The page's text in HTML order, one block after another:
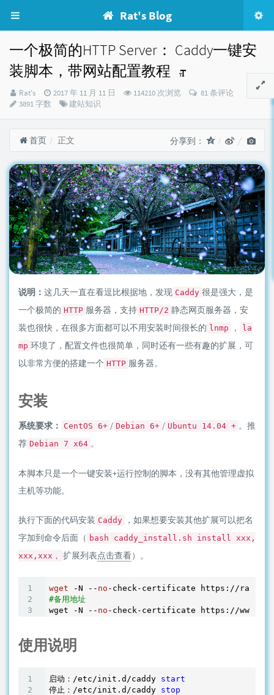
Rat's Blog
一个极简的HTTP Server： Caddy一键安
装脚本，带网站配置教程
博
主：
Rat's
发
布
2017 年 11 月 11 日 114210 次浏览
81 条评论
3891 字数
分
建站知识
首页 正文 分享到：
说明： 这几天一直在看逗比根据地，发现 Caddy 很是强大，是
一个极简的 HTTP 服务器，支持 HTTP/2 静态网页服务器，安
装也很快，在很多方面都可以不用安装时间很长的 lnmp ，
la
mp 环境了，配置文件也很简单，同时还有一些有趣的扩展，可
以非常方便的搭建一个 HTTP 服务器。
安装
系统要求： CentOS 6+ / Debian 6+ / Ubuntu 14.04 + 。推
荐 Debian 7 x64 。
本脚本只是一个一键安装+运行控制的脚本，没有其他管理虚拟
主机等功能。
执行下面的代码安装 Caddy
，如果想要安装其他扩展可以把名
字加到命令后面（ bash caddy_install.sh install xxx,
xxx,xxx， 扩展列表点击查看）。
wget -N -- no
#备用地址
wget -N -- no
使用说明
启动：/etc/init.d/caddy start
停止：/etc/init.d/caddy stop